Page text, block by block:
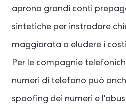
aprono grandi conti
sintetiche per instradare
maggiorata o eludere i
Per le compagnie
numeri di telefono può
spoofing dei numeri e